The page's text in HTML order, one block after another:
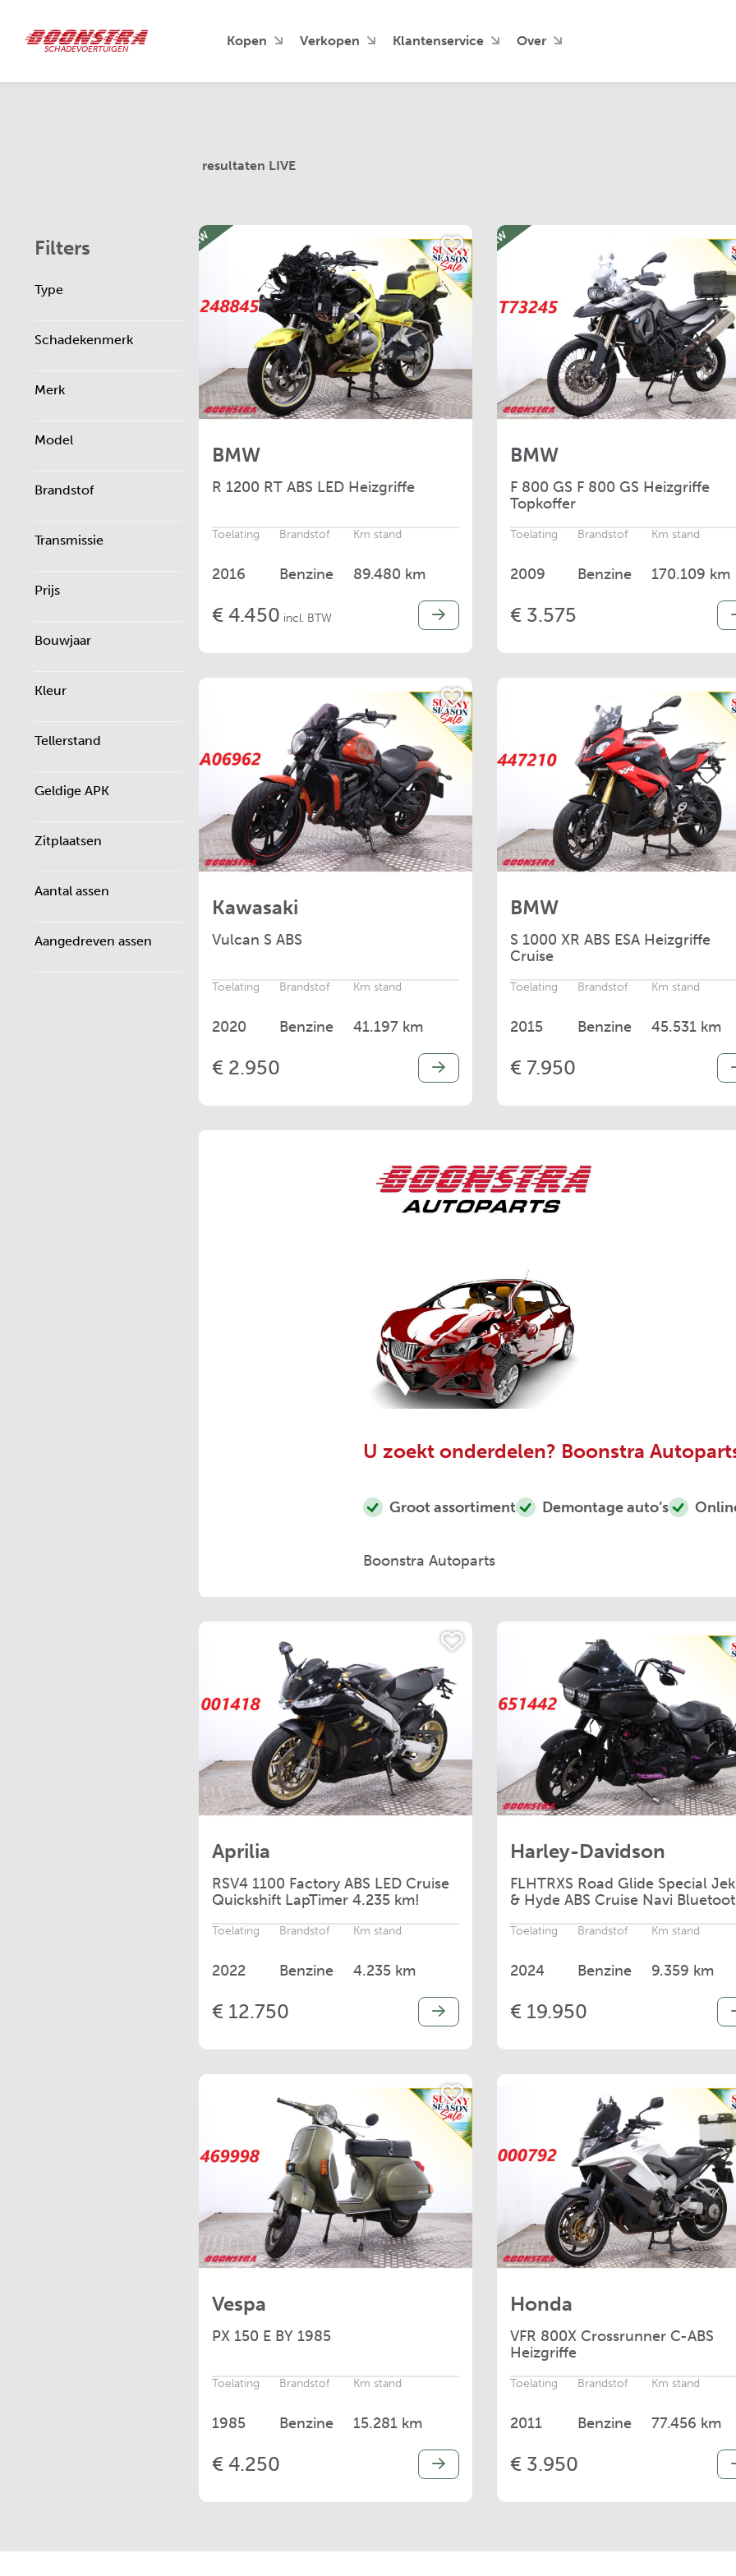
SCHADEVOERTUIGEN
Kopen Verkopen Klantenservice Over
Filters
Type
Schadekenmerk
Merk
Model
Brandstof
Transmissie
Prijs
Bouwjaar
Kleur
Tellerstand
Geldige APK
Zitplaatsen
Aantal assen
Aangedreven assen
resultaten LIVE
BMW
R 1200 RT ABS LED Heizgriffe
Toelating
2016
Brandstof
Benzine
Km stand
89.480 km
€ 4.450 incl. BTW
NEW
BMW
F 800 GS F 800 GS Heizgriffe
Topkoffer
Toelating
2009
Brandstof
Benzine
Km stand
170.109 km
€ 3.575
NEW
Kawasaki
Vulcan S ABS
Toelating
2020
Brandstof
Benzine
Km stand
41.197 km
€ 2.950
BMW
S 1000 XR ABS ESA Heizgriffe
Cruise
Toelating
2015
Brandstof
Benzine
Km stand
45.531 km
€ 7.950
U zoekt onderdelen? Boonstra
Groot assortiment Demontage auto’s
Boonstra Autoparts
Aprilia
RSV4 1100 Factory ABS LED Cruise
Quickshift LapTimer 4.235 km!
Toelating
2022
Brandstof
Benzine
Km stand
4.235 km
€ 12.750
Harley-Davidson
FLHTRXS Road Glide Special
& Hyde ABS Cruise Navi
Toelating
2024
Brandstof
Benzine
Km stand
9.359 km
€ 19.950
Vespa
PX 150 E BY 1985
Toelating
1985
Brandstof
Benzine
Km stand
15.281 km
€ 4.250
Honda
VFR 800X Crossrunner C-ABS
Heizgriffe
Toelating
2011
Brandstof
Benzine
Km stand
77.456 km
€ 3.950